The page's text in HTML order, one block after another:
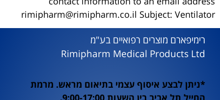
rimipharm@rimipharm.co.il Subject: Ventilator
רימיפארם מוצרים רפואיים בע"מ
Rimipharm Medical Products Ltd
*ניתן לבצע איסוף עצמי בתיאום מראש. מרמת
החייל תל אביב בין השעות 9:00-17:00.